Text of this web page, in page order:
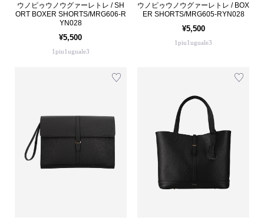
ウノピゥウノウグァーレトレ / SH
ORT BOXER SHORTS/MRG606-R
YN028
¥5,500
1piu1uguale3
ウノピゥウノウグァーレトレ / BOX
ER SHORTS/MRG605-RYN028
¥5,500
1piu1uguale3